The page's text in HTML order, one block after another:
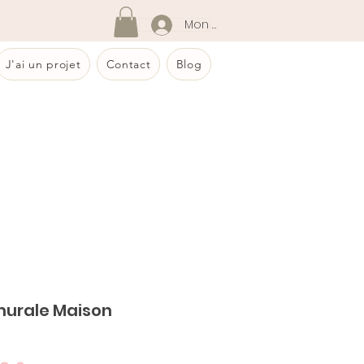
Mon compte
J'ai un projet Contact Blog
Maison